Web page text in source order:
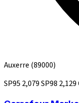
Auxerre (89000)
SP95 2,079SP98 2,129